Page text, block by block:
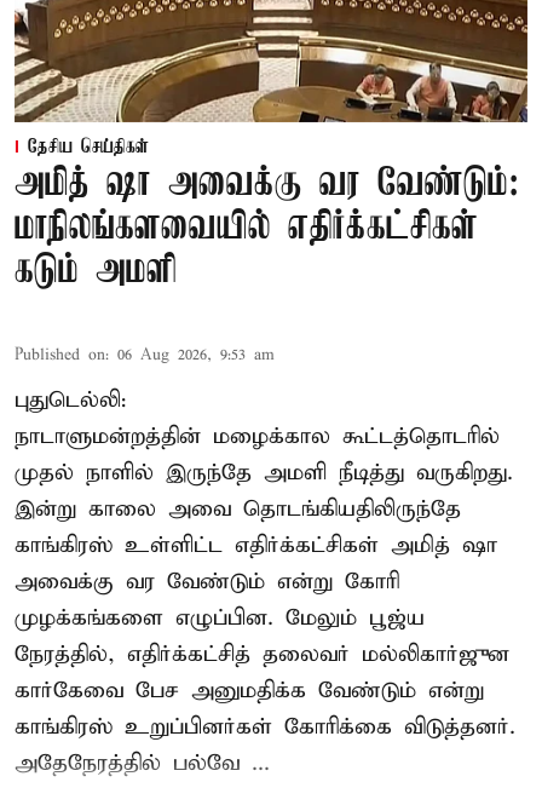
தேசிய செய்திகள்
அமித் ஷா அவைக்கு வர வேண்டும்:
மாநிலங்களவையில் எதிர்க்கட்சிகள்
கடும் அமளி
Published on: 06 Aug 2026, 9:53 am
புதுடெல்லி:
நாடாளுமன்றத்தின் மழைக்கால கூட்டத்தொடரில்
முதல் நாளில் இருந்தே அமளி நீடித்து வருகிறது.
இன்று காலை அவை தொடங்கியதிலிருந்தே
காங்கிரஸ் உள்ளிட்ட எதிர்க்கட்சிகள் அமித் ஷா
அவைக்கு வர வேண்டும் என்று கோரி
முழக்கங்களை எழுப்பின. மேலும் பூஜ்ய
நேரத்தில், எதிர்க்கட்சித் தலைவர் மல்லிகார்ஜுன
கார்கேவை பேச அனுமதிக்க வேண்டும் என்று
காங்கிரஸ் உறுப்பினர்கள் கோரிக்கை விடுத்தனர்.
அதேநேரத்தில் பல்வே ...